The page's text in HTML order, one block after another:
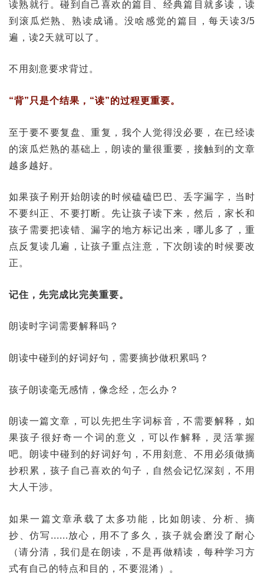
读熟就行。碰到自己喜欢的篇目、经典篇目就多读，读
到滚瓜烂熟、熟读成诵。没啥感觉的篇目，每天读3/5
遍，读2天就可以了。
不用刻意要求背过。
“背”只是个结果，“读”的过程更重要。
至于要不要复盘、重复，我个人觉得没必要，在已经读
的滚瓜烂熟的基础上，朗读的量很重要，接触到的文章
越多越好。
如果孩子刚开始朗读的时候磕磕巴巴、丢字漏字，当时
不要纠正、不要打断。先让孩子读下来，然后，家长和
孩子需要把读错、漏字的地方标记出来，哪儿多了，重
点反复读几遍，让孩子重点注意，下次朗读的时候要改
正。
记住，先完成比完美重要。
朗读时字词需要解释吗？
朗读中碰到的好词好句，需要摘抄做积累吗？
孩子朗读毫无感情，像念经，怎么办？
朗读一篇文章，可以先把生字词标音，不需要解释，如
果孩子很好奇一个词的意义，可以作解释，灵活掌握
吧。朗读中碰到的好词好句，不用刻意、不用必须做摘
抄积累，孩子自己喜欢的句子，自然会记忆深刻，不用
大人干涉。
如果一篇文章承载了太多功能，比如朗读、分析、摘
抄、仿写......放心，用不了多久，孩子就会磨没了耐心
（请分清，我们是在朗读，不是再做精读，每种学习方
式有自己的特点和目的，不要混淆）。